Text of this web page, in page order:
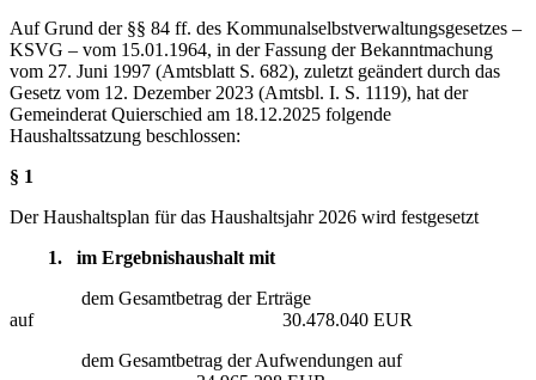
Auf Grund der §§ 84 ff. des Kommunalselbstverwaltungsgesetzes –
KSVG – vom 15.01.1964, in der Fassung der Bekanntmachung
vom 27. Juni 1997 (Amtsblatt S. 682), zuletzt geändert durch das
Gesetz vom 12. Dezember 2023 (Amtsbl. I. S. 1119), hat der
Gemeinderat Quierschied am 18.12.2025 folgende
Haushaltssatzung beschlossen:
§ 1
Der Haushaltsplan für das Haushaltsjahr 2026 wird festgesetzt
1. im Ergebnishaushalt mit
dem Gesamtbetrag der Erträge
auf 30.478.040 EUR
dem Gesamtbetrag der Aufwendungen auf